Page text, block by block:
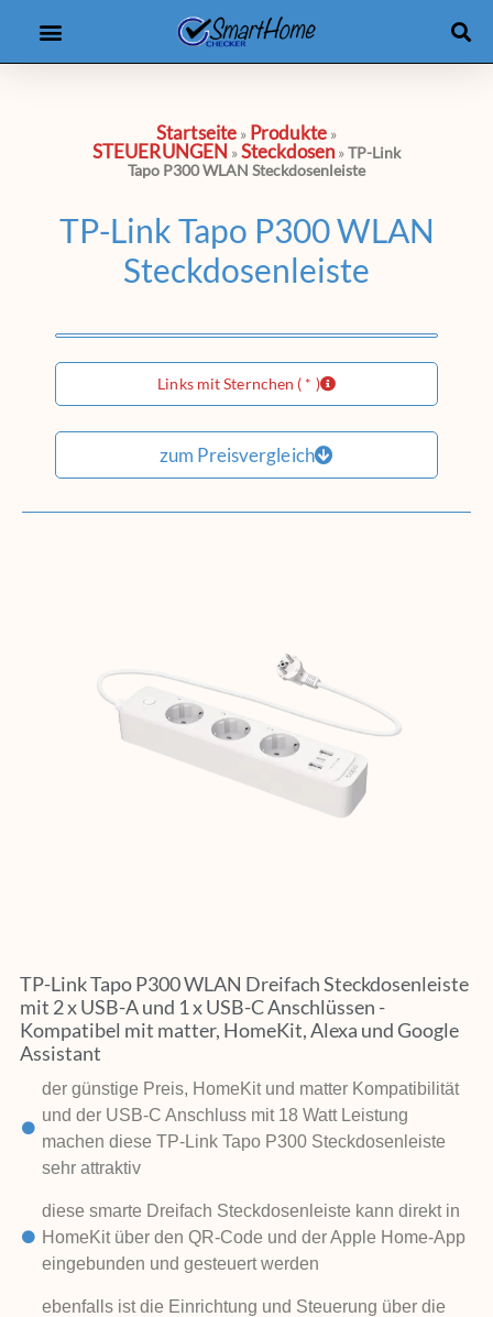
Startseite » Produkte»
STEUERUNGEN »Steckdosen »TP-Link
Tapo P300 WLAN Steckdosenleiste
TP-Link Tapo P300 WLAN
Steckdosenleiste
Links mit Sternchen ( * )
zum Preisvergleich
TP-Link Tapo P300 WLAN Dreifach Steckdosenleiste
mit 2 x USB-A und 1 x USB-C Anschlüssen -
Kompatibel mit matter, HomeKit, Alexa und Google
Assistant
der günstige Preis, HomeKit und matter Kompatibilität
und der USB-C Anschluss mit 18 Watt Leistung
machen diese TP-Link Tapo P300 Steckdosenleiste
sehr attraktiv
diese smarte Dreifach Steckdosenleiste kann direkt in
HomeKit über den QR-Code und der Apple Home-App
eingebunden und gesteuert werden
ebenfalls ist die Einrichtung und Steuerung über die